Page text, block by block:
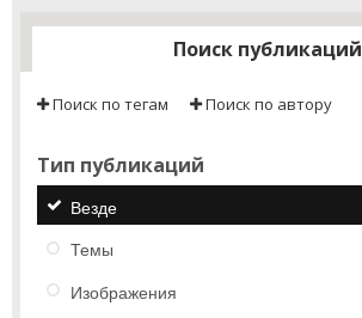
Поиск публикаций
Поиск по тегам Поиск по автору
Тип публикаций
Везде
Темы
Изображения